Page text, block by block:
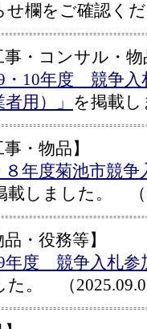
せ欄をご確認く
・コンサル・物
9・10年度 競争
用）」 を掲載
・物品】
８年度菊池市競
載しました。 （
・役務等】
9年度 競争入札
た。 （